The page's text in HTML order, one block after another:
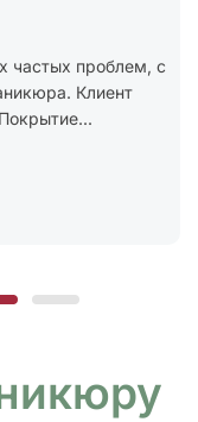
бытовые.